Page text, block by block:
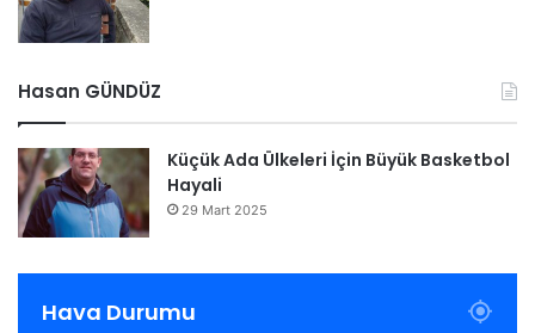
Hasan GÜNDÜZ
Küçük Ada Ülkeleri İçin Büyük Basketbol
Hayali
29 Mart 2025
Hava Durumu